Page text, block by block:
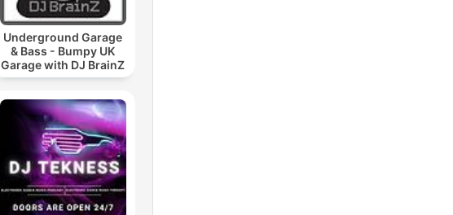
Underground Garage
& Bass - Bumpy UK
Garage with DJ BrainZ